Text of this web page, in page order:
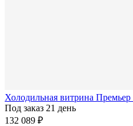
Холодильная витрина
Под заказ 21 день
132 089 ₽